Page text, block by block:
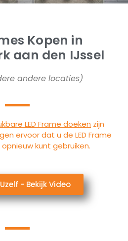
Kopen in
aan den IJssel
andere locaties)
LED Frame doeken zijn
ervoor dat u de LED Frame
kunt gebruiken.
- Bekijk Video